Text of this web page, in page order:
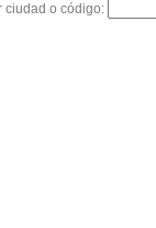
ciudad o código: